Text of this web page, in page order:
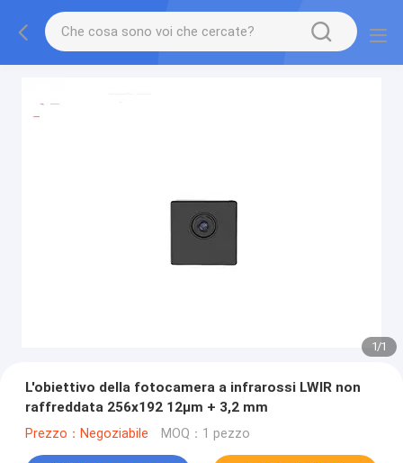
1/1
L'obiettivo della fotocamera a infrarossi LWIR non
raffreddata 256x192 12μm + 3,2 mm
Prezzo：Negoziabile MOQ：1 pezzo